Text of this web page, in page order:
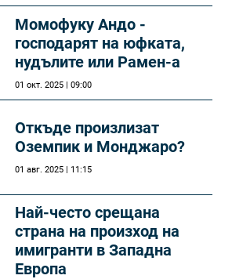
Момофуку Андо -
господарят на юфката,
нудълите или Рамен-а
01 окт. 2025 | 09:00
Откъде произлизат
Оземпик и Монджаро?
01 авг. 2025 | 11:15
Най-често срещана
страна на произход на
имигранти в Западна
Европа